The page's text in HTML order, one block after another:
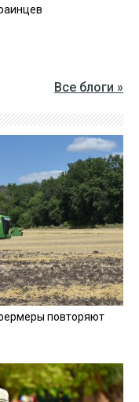
Все блоги »
повторяют